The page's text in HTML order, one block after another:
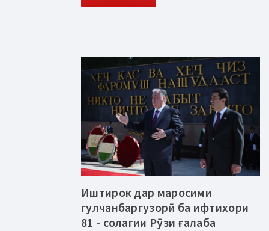
Иштирок дар маросими
гулчанбаргузорӣ ба ифтихори
81 - солагии Рӯзи ғалаба